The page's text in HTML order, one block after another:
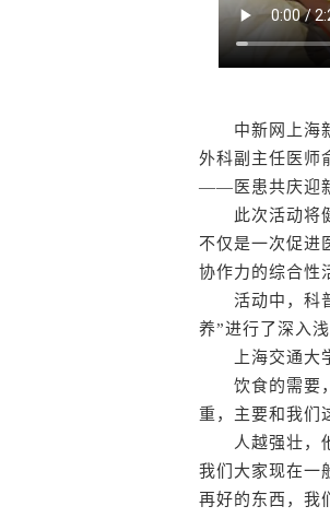
中新网上海新
外科副主任医师
——医患共庆迎
此次活动将健
不仅是一次促进
协作力的综合性
活动中，科普
养”进行了深入浅
上海交通大学
饮食的需要，
重，主要和我们
人越强壮，他
我们大家现在一
再好的东西，我